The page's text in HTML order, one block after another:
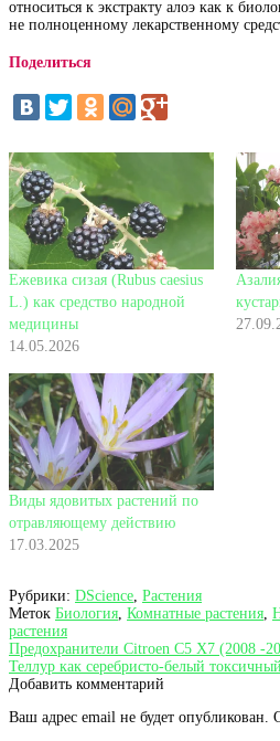
относиться к экстракту алоэ как к
не полноценному лекарственному
Поделиться
Ежевика сизая (Rubus caesius
L.) как средство народной
медицины
14.05.2026
Виды ядовитых растений по
отравляющему действию
17.03.2025
Рубрики: DScience, Растения
Меток Биология, Комнатные растения,
растения
Навигация
по
записям
Предыдущая
запись:
Предохранители Citroen C5 X7 (2008 -
Следующая
запись:
Теллур как серебристо-белый
Добавить комментарий
Ваш адрес email не будет опубликован.